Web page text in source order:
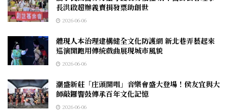
長洪啟超辦義賣捐發票助創世
2026-06-06
體現人本治理建構健全文化防護網 新北巷弄藝起來
巡演開跑用傳統戲曲展現城市風貌
2026-06-06
潮盛新莊「庄頭開唱」音樂會盛大登場！侯友宜與大
師敲鑼響鼓傳承百年文化記憶
2026-06-06